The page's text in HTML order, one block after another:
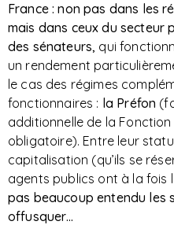
France : non pas dans les
mais dans ceux du secteur
des sénateurs, qui
un rendement
le cas des régimes
fonctionnaires : la Préfon
additionnelle de la
obligatoire). Entre leur
capitalisation (qu’ils se
agents publics ont à la fois
pas beaucoup entendu les
offusquer…